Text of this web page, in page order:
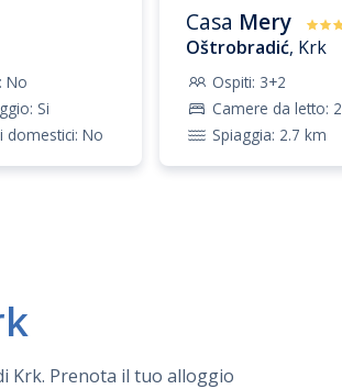
No
Si
domestici: No
Casa Mery
Oštrobradić, Krk
Ospiti: 3+2
Camere da letto: 2
Spiaggia: 2.7 km
Krk. Prenota il tuo alloggio